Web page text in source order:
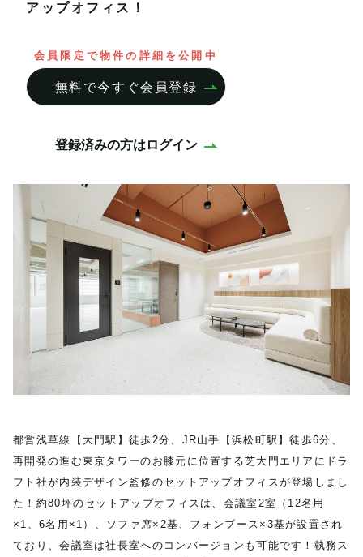
アップオフィス！
会員限定で物件の詳細を公開中
無料で今すぐ会員登録
登録済みの方はログイン
都営浅草線【大門駅】徒歩2分、JR山手【浜松町駅】徒歩6分、
再開発の進む東京タワーのお膝元に位置する芝大門エリアにドラ
フト社が内装デザイン監修のセットアップオフィスが登場しまし
た！約80坪のセットアップオフィスは、会議室2室（12名用
×1、6名用×1）、ソファ席×2基、フォンブース×3基が設置され
ており、会議室は社長室へのコンバージョンも可能です！執務ス